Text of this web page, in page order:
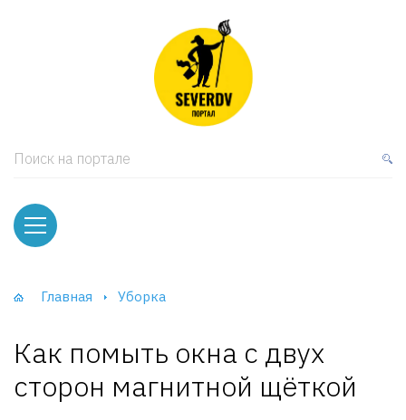
Поиск на портале
Главная Уборка
Как помыть окна с двух
сторон магнитной щёткой
и тумбы